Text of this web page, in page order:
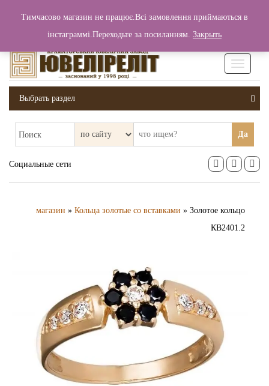
Вход / Регистрация 0 грн.
Выбрать раздел
Поиск Да
Социальные сети
магазин » Кольца золотые со вставками » Золотое кольцо
КВ2401.2
Тимчасово магазин не працює.Всі замовлення приймаються в
інстаграммі.Переходьте за посиланням. Закрыть